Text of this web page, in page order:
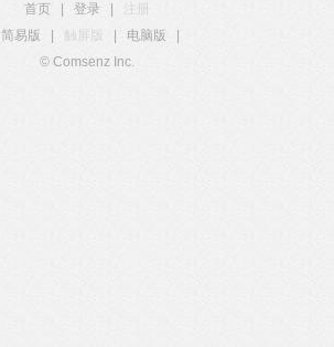
首页 登录
简易版
触屏版 电脑版
© Comsenz Inc.